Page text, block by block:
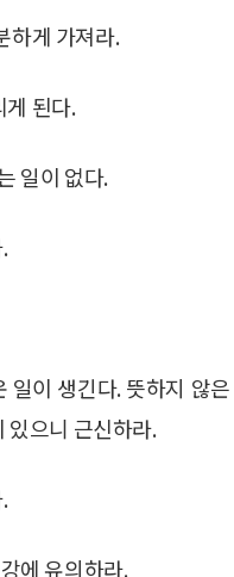
하게 가져라.
게 된다.
일이 없다.
이 생긴다. 뜻하지 않
있으니 근신하라.
에 유의하라.